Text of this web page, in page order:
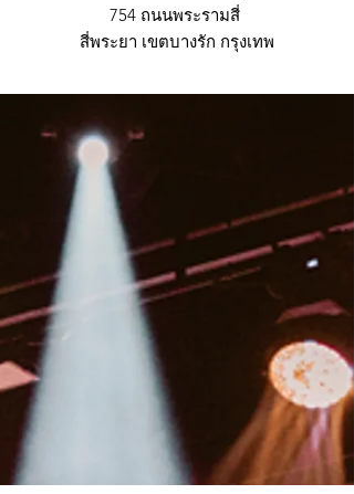
754 ถนนพระรามสี่
สี่พระยา เขตบางรัก กรุงเทพ